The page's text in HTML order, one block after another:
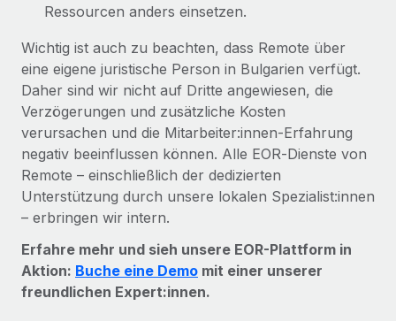
Ressourcen anders einsetzen.
Wichtig ist auch zu beachten, dass Remote über
eine eigene juristische Person in Bulgarien verfügt.
Daher sind wir nicht auf Dritte angewiesen, die
Verzögerungen und zusätzliche Kosten
verursachen und die Mitarbeiter:innen‑Erfahrung
negativ beeinflussen können. Alle EOR‑Dienste von
Remote – einschließlich der dedizierten
Unterstützung durch unsere lokalen Spezialist:innen
– erbringen wir intern.
Erfahre mehr und sieh unsere EOR-Plattform in
Aktion: Buche eine Demo mit einer unserer
freundlichen Expert:innen.